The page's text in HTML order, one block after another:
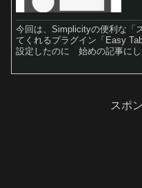
今回は、Simplicityの便利な「
てくれるプラグイン「Easy
設定したのに 始めの記事にし
くことにしました。
スポ